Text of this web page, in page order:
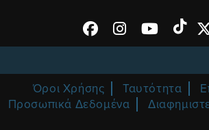
Όροι Χρήσης Ταυτότητα
Προσωπικά Δεδομένα